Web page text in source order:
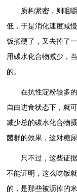
质构紧密，则咀
低，于是消化速度减
饭煮硬了，又去掉了
用碳水化合物减少，
的。
在抗性淀粉较多
自由进食状态下，就
减少总的碳水化合物
菌群的效果，这对糖
只不过，这些证
不能证明，这么吃饭
的，是那些被沥掉的米